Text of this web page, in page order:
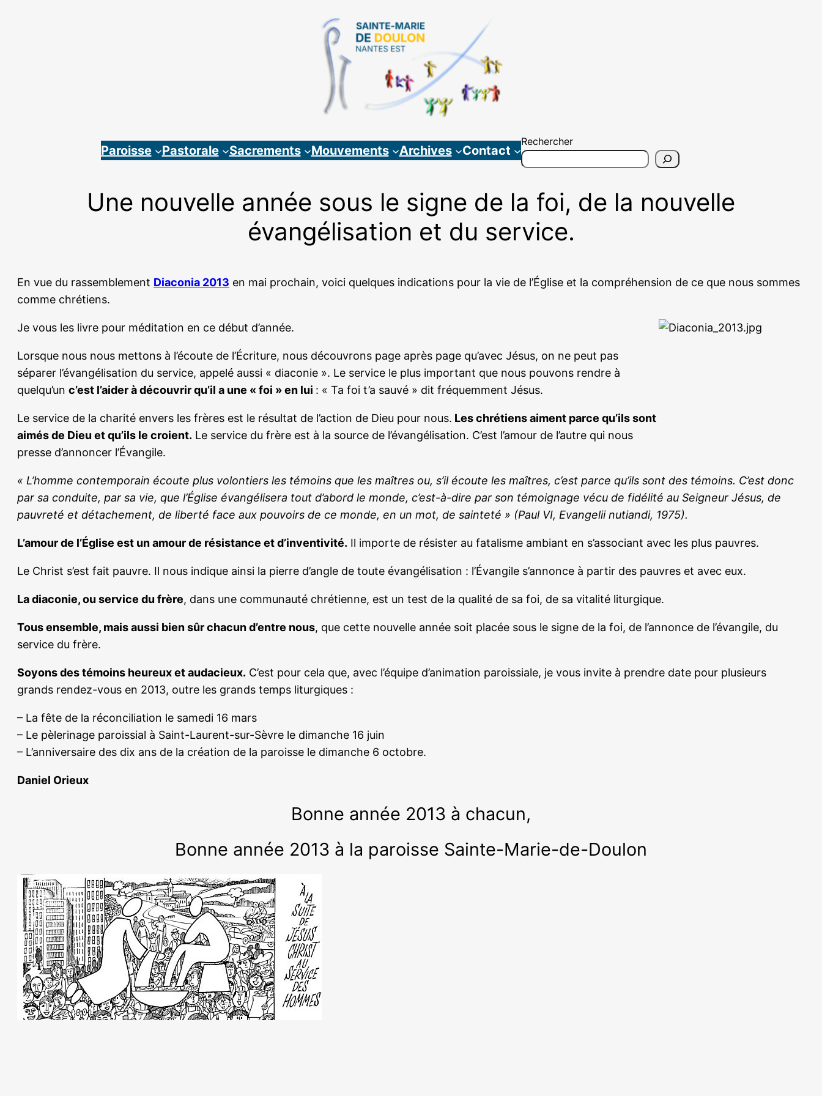
Paroisse Pastorale Sacrements Mouvements Archives Contact
Rechercher
Une nouvelle année sous le signe de la foi, de la nouvelle
évangélisation et du service.
En vue du rassemblement Diaconia 2013 en mai prochain, voici quelques indications pour la vie de l’Église et la compréhension de ce que nous sommes
comme chrétiens.
Je vous les livre pour méditation en ce début d’année.
Lorsque nous nous mettons à l’écoute de l’Écriture, nous découvrons page après page qu’avec Jésus, on ne peut pas
séparer l’évangélisation du service, appelé aussi « diaconie ». Le service le plus important que nous pouvons rendre à
quelqu’un c’est l’aider à découvrir qu’il a une « foi » en lui : « Ta foi t’a sauvé » dit fréquemment Jésus.
Le service de la charité envers les frères est le résultat de l’action de Dieu pour nous. Les chrétiens aiment parce qu’ils sont
aimés de Dieu et qu’ils le croient. Le service du frère est à la source de l’évangélisation. C’est l’amour de l’autre qui nous
presse d’annoncer l’Évangile.
« L’homme contemporain écoute plus volontiers les témoins que les maîtres ou, s’il écoute les maîtres, c’est parce qu’ils sont des témoins. C’est donc
par sa conduite, par sa vie, que l’Église évangélisera tout d’abord le monde, c’est-à-dire par son témoignage vécu de fidélité au Seigneur Jésus, de
pauvreté et détachement, de liberté face aux pouvoirs de ce monde, en un mot, de sainteté » (Paul VI, Evangelii nutiandi, 1975).
L’amour de l’Église est un amour de résistance et d’inventivité. Il importe de résister au fatalisme ambiant en s’associant avec les plus pauvres.
Le Christ s’est fait pauvre. Il nous indique ainsi la pierre d’angle de toute évangélisation : l’Évangile s’annonce à partir des pauvres et avec eux.
La diaconie, ou service du frère, dans une communauté chrétienne, est un test de la qualité de sa foi, de sa vitalité liturgique.
Tous ensemble, mais aussi bien sûr chacun d’entre nous, que cette nouvelle année soit placée sous le signe de la foi, de l’annonce de l’évangile, du
service du frère.
Soyons des témoins heureux et audacieux. C’est pour cela que, avec l’équipe d’animation paroissiale, je vous invite à prendre date pour plusieurs
grands rendez-vous en 2013, outre les grands temps liturgiques :
– La fête de la réconciliation le samedi 16 mars
– Le pèlerinage paroissial à Saint-Laurent-sur-Sèvre le dimanche 16 juin
– L’anniversaire des dix ans de la création de la paroisse le dimanche 6 octobre.
Daniel Orieux
Bonne année 2013 à chacun,
Bonne année 2013 à la paroisse Sainte-Marie-de-Doulon